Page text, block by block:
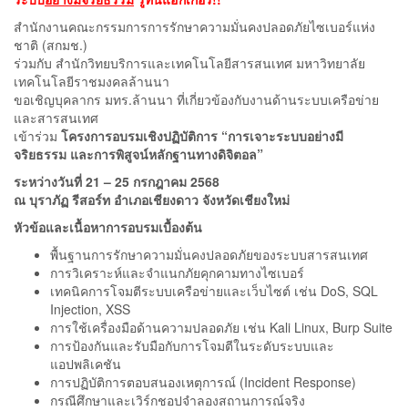
สำนักงานคณะกรรมการการรักษาความมั่นคงปลอดภัยไซเบอร์แห่ง
ชาติ (สกมช.)
ร่วมกับ สำนักวิทยบริการและเทคโนโลยีสารสนเทศ มหาวิทยาลัย
เทคโนโลยีราชมงคลล้านนา
ขอเชิญบุคลากร มทร.ล้านนา ที่เกี่ยวข้องกับงานด้านระบบเครือข่าย
และสารสนเทศ
เข้าร่วม โครงการอบรมเชิงปฏิบัติการ “การเจาะระบบอย่างมี
จริยธรรม และการพิสูจน์หลักฐานทางดิจิตอล”
ระหว่างวันที่ 21 – 25 กรกฎาคม 2568
ณ บุราภัฏ รีสอร์ท อำเภอเชียงดาว จังหวัดเชียงใหม่
หัวข้อและเนื้อหาการอบรมเบื้องต้น
พื้นฐานการรักษาความมั่นคงปลอดภัยของระบบสารสนเทศ
การวิเคราะห์และจำแนกภัยคุกคามทางไซเบอร์
เทคนิคการโจมตีระบบเครือข่ายและเว็บไซต์ เช่น DoS, SQL
Injection, XSS
การใช้เครื่องมือด้านความปลอดภัย เช่น Kali Linux, Burp Suite
การป้องกันและรับมือกับการโจมตีในระดับระบบและ
แอปพลิเคชัน
การปฏิบัติการตอบสนองเหตุการณ์ (Incident Response)
กรณีศึกษาและเวิร์กชอปจำลองสถานการณ์จริง